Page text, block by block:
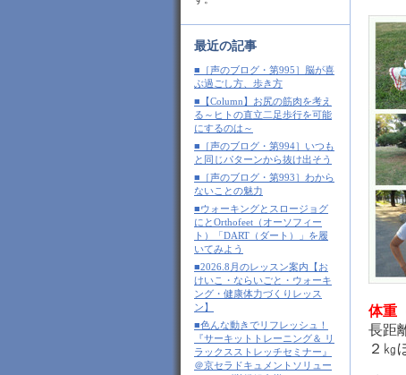
最近の記事
■［声のブログ・第995］脳が喜
ぶ過ごし方、歩き方
■【Column】お尻の筋肉を考え
る～ヒトの直立二足歩行を可能
にするのは～
■［声のブログ・第994］いつも
と同じパターンから抜け出そう
■［声のブログ・第993］わから
ないことの魅力
■ウォーキングとスロージョグ
にとOrthofeet（オーソフィー
ト）「DART（ダート）」を履
いてみよう
■2026.8月のレッスン案内【お
けいこ・ならいごと・ウォーキ
ング・健康体力づくりレッス
ン】
■色んな動きでリフレッシュ！
『サーキットトレーニング＆ リ
ラックスストレッチセミナー』
＠京セラドキュメントソリュー
体重
長距
２㎏